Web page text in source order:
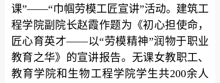
课”——“巾帼劳模工匠宣讲”活动。 建筑工
程学院副院长赵霞作题为 《初心担使命，
匠心育英才——以“劳模精神”润物于职业
教育之华》 的宣讲报告。无课女教职工、
教育学院和生物工程学院学生共200余人